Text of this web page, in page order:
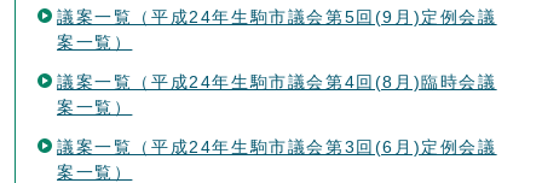
議案一覧（平成24年生駒市議会第5回(9月)定例会議
案一覧）
議案一覧（平成24年生駒市議会第4回(8月)臨時会議
案一覧）
議案一覧（平成24年生駒市議会第3回(6月)定例会議
案一覧）